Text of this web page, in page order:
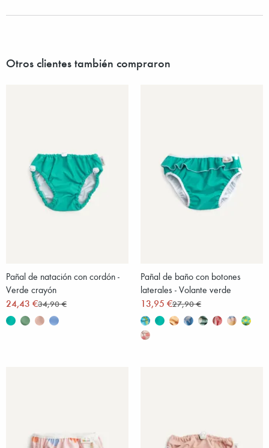
Otros clientes también compraron
Pañal de natación con cordón -
Verde crayón
24,43 €34,90 €
Pañal de baño con botones
laterales - Volante verde
13,95 €27,90 €